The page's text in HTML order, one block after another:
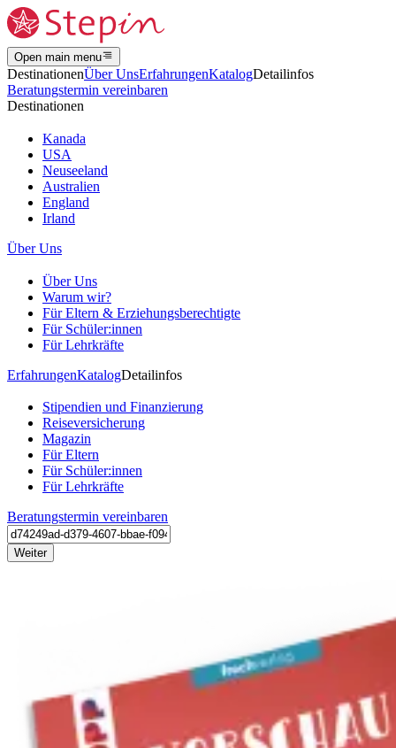
Open main menu
DestinationenÜber UnsErfahrungenKatalogDetailinfos
Beratungstermin vereinbaren
Destinationen
Kanada
USA
Neuseeland
Australien
England
Irland
Über Uns
Über Uns
Warum wir?
Für Eltern & Erziehungsberechtigte
Für Schüler:innen
Für Lehrkräfte
ErfahrungenKatalogDetailinfos
Stipendien und Finanzierung
Reiseversicherung
Magazin
Für Eltern
Für Schüler:innen
Für Lehrkräfte
Beratungstermin vereinbaren
Weiter